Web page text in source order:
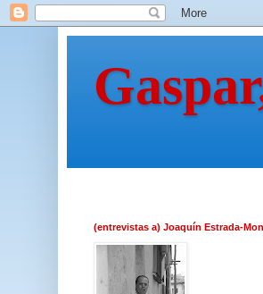
(entrevistas a) Joaquín Estrada-